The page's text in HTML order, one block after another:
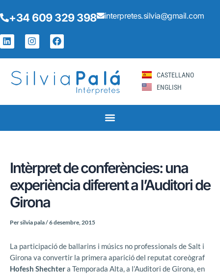
al
+34 609 329 398 interpretes.silvia@gmail.com
L
i
n
d
I
n
s
a
g
F
a
c
o
CASTELLANO
ENGLISH
Intèrpret de conferències: una
experiència diferent a l’Auditori de
Girona
Persilvia pala/6 desembre, 2015
La participació de ballarins i músics no professionals de Salt i
Girona va convertir la primera aparició del reputat coreògraf
Hofesh Shechtera Temporada Alta, a l’Auditori de Girona, en
d'entrades